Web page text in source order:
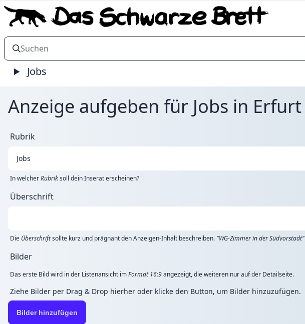
Jobs
Anzeige aufgeben für Jobs in Erfurt
Rubrik
In welcherRubriksoll dein Inserat erscheinen?
Überschrift
Die Überschriftsollte kurz und prägnant den Anzeigen-Inhalt beschreiben. "WG-Zimmer in der Südvorstadt"
Bilder
Das erste Bild wird in der Listenansicht imFormat 16:9angezeigt, die weiteren nur auf der Detailseite.
Ziehe Bilder per Drag & Drop hierher oder klicke den Button, um Bilder hinzuzufügen.
Bilder hinzufügen